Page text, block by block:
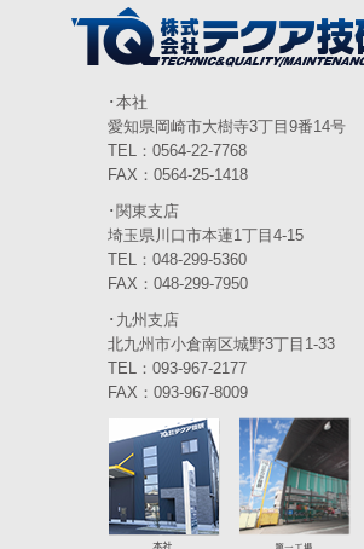
(6)
2024年2月(4)
(6)
2023年12月(3)
2023年10月(3)
2023年9月(4)
(3)
2023年7月(5)
(5)
(5)
･本社
愛知県岡崎市大樹寺3丁目9番14号
TEL：0564-22-7768
FAX：0564-25-1418
･関東支店
埼玉県川口市本蓮1丁目4-15
TEL：048-299-5360
FAX：048-299-7950
･九州支店
北九州市小倉南区城野3丁目1-33
TEL：093-967-2177
FAX：093-967-8009